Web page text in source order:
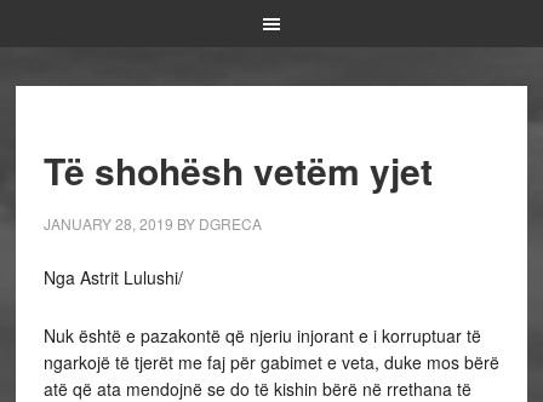
Të shohësh vetëm yjet
JANUARY 28, 2019 BY DGRECA
Nga Astrit Lulushi/
Nuk është e pazakontë që njeriu injorant e i korruptuar të
ngarkojë të tjerët me faj për gabimet e veta, duke mos bërë
atë që ata mendojnë se do të kishin bërë në rrethana të